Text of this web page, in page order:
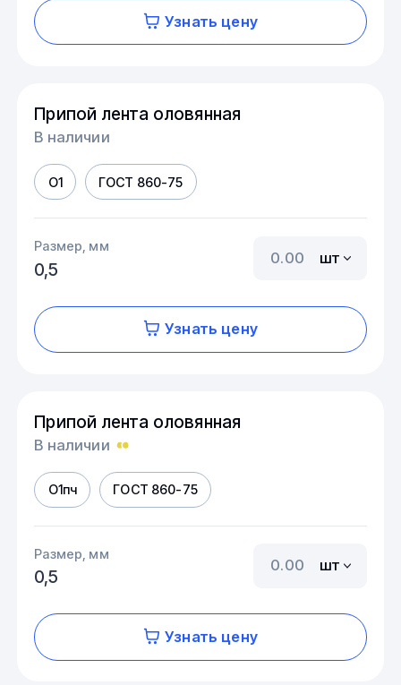
Узнать цену
Припой лента оловянная
В наличии
О1 ГОСТ 860-75
Размер, мм
0,5
шт
Узнать цену
Припой лента оловянная
В наличии
О1пч ГОСТ 860-75
Размер, мм
0,5
шт
Узнать цену